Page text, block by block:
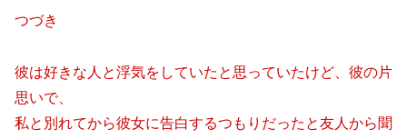
つづき
彼は好きな人と浮気をしていたと思っていたけど、彼の片
思いで、
私と別れてから彼女に告白するつもりだったと友人から聞